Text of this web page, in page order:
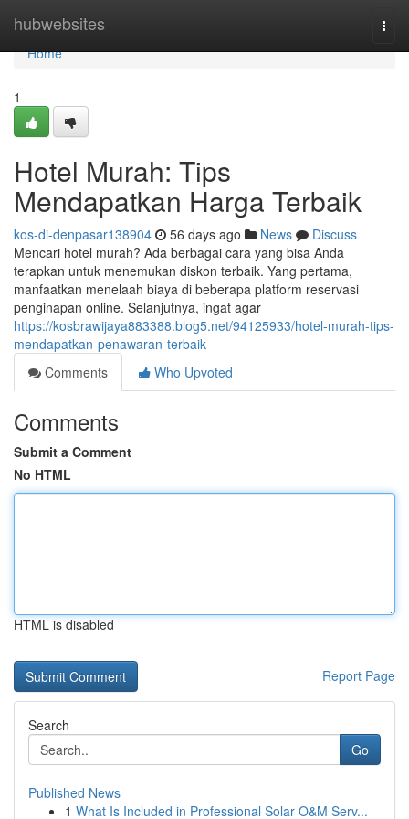
hubwebsites
Home
Home
1
Hotel Murah: Tips
Mendapatkan Harga Terbaik
kos-di-denpasar138904 56 days ago News
Discuss
Mencari hotel murah? Ada berbagai cara yang bisa Anda
terapkan untuk menemukan diskon terbaik. Yang pertama,
manfaatkan menelaah biaya di beberapa platform reservasi
penginapan online. Selanjutnya, ingat agar
https://kosbrawijaya883388.blog5.net/94125933/hotel-murah-tips-
mendapatkan-penawaran-terbaik
Comments
Who Upvoted
Comments
Submit a Comment
No HTML
HTML is disabled
Report Page
Search
Go
Published News
1 What Is Included in Professional Solar O&M Serv...